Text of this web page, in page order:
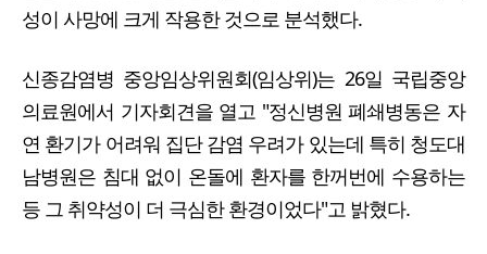
성이 사망에 크게 작용한 것으로 분석했다.
신종감염병 중앙임상위원회(임상위)는 26일 국립중앙
의료원에서 기자회견을 열고 "정신병원 폐쇄병동은 자
연 환기가 어려워 집단 감염 우려가 있는데 특히 청도대
남병원은 침대 없이 온돌에 환자를 한꺼번에 수용하는
등 그 취약성이 더 극심한 환경이었다"고 밝혔다.